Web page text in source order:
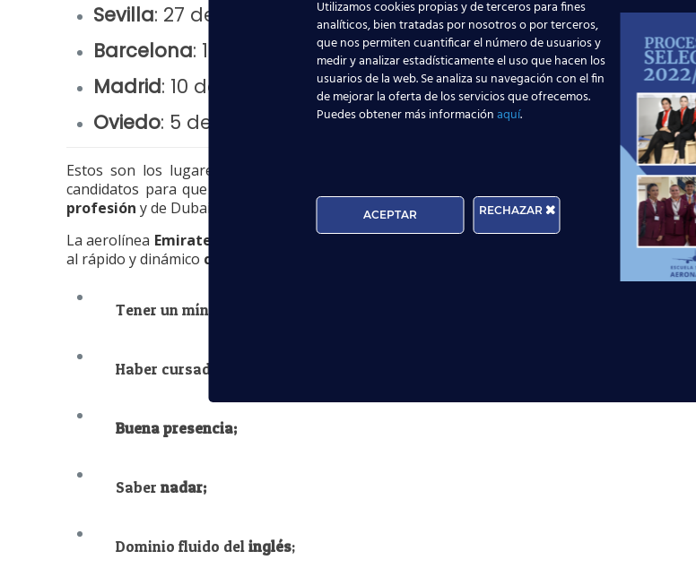
Sevilla: 27 de septiembre de 2015
Barcelona: 19 de septiembre de 2015
Madrid: 10 de septiembre de 2015
Oviedo: 5 de septiembre de 2015
Estos son los lugares escogidos por el de la
candidatos para que tengan la oportunidad de
con los seleccionadores,
profesión y de Dubai.
La aerolínea Emirates está inmersa en unproceso importante de expansión , que le
al rápido y dinámico crecimiento
Tener un mínimo de
Haber cursado al menos el primer curso de
Buena presencia;
Sabernadar;
Dominio fluido delinglés;
Utilizamos cookies propias y de terceros para fines
analíticos, bien tratadas por nosotros o por terceros,
que nos permiten cuantificar el número de usuarios y
medir y analizar estadísticamente el uso que hacen los
usuarios de la web. Se analiza su navegación con el fin
de mejorar la oferta de los servicios que ofrecemos.
Puedes obtener más informaciónaquí.
ACEPTAR RECHAZAR